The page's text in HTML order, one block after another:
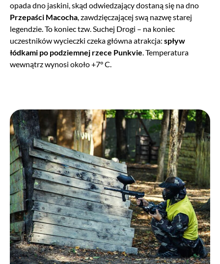
opada dno jaskini, skąd odwiedzający dostaną się na dno
Przepaści Macocha, zawdzięczającej swą nazwę starej
legendzie. To koniec tzw. Suchej Drogi – na koniec
uczestników wycieczki czeka główna atrakcja: spływ
łódkami po podziemnej rzece Punkvie. Temperatura
wewnątrz wynosi około +7° C.